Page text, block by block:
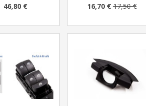
46,80 € 16,70 €17,50 €